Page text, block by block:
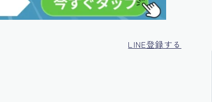
LINE登録する